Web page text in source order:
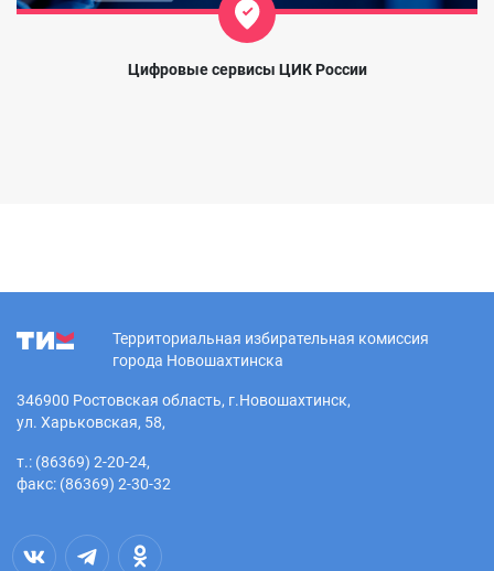
Цифровые сервисы ЦИК России
Территориальная избирательная комиссия
города Новошахтинска
346900 Ростовская область, г.Новошахтинск,
ул. Харьковская, 58,
т.: (86369) 2-20-24,
факс: (86369) 2-30-32